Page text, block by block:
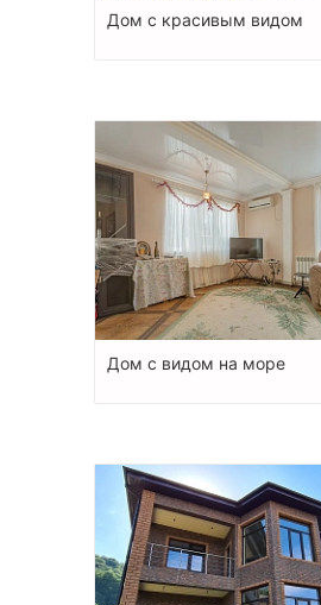
Дом с красивым видом
Дом с видом на море